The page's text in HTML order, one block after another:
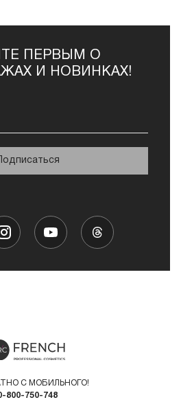
ПЕРВЫМ О
И НОВИНКАХ!
Подписаться
С МОБИЛЬНОГО!
800-750-748